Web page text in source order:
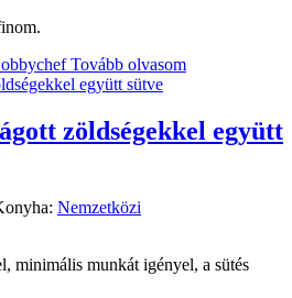
Tovább olvasom
zöldségekkel együtt
Nemzetközi
minimális munkát igényel, a sütés